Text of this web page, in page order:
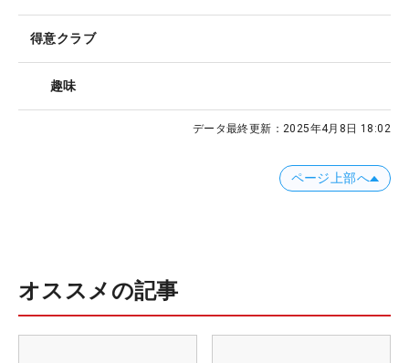
得意クラブ
趣味
データ最終更新： 2025年4月8日 18:02
ページ上部へ
オススメの記事